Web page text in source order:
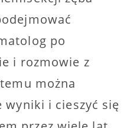
po
i rozmowie z
można
wyniki i cieszyć się